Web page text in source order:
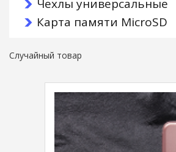
Чехлы универсальные
Карта памяти MicroSD
Случайный товар